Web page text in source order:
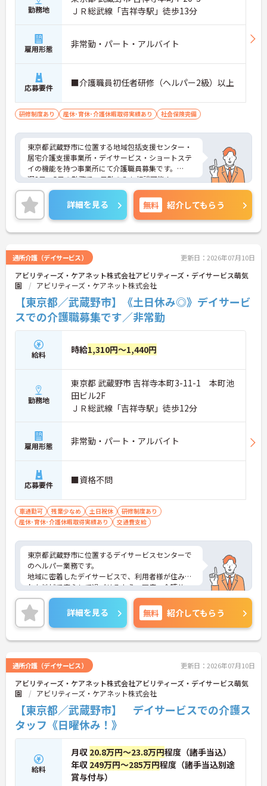
勤務地
ＪＲ総武線「吉祥寺駅」徒歩13分
雇用形態 非常勤・パート・アルバイト
応募要件 ■介護職員初任者研修（ヘルパー2級）以上
研修制度あり 産休･育休･介護休暇取得実績あり 社会保険完備
東京都武蔵野市に位置する地域包括支援センター・
居宅介護支援事業所・デイサービス・ショートステ
イの機能を持つ事業所にて介護職員募集です。
週3日～5日の勤務で、日勤のみも相談可能！
ご興味ある方には、面接対策ポイントなど、さらに
詳細をお話しいたしますのでお気軽にご相談くださ
い！
詳細を見る 無料 紹介してもらう
通所介護（デイサービス） 更新日：2026年07月10日
アビリティーズ・ケアネット株式会社アビリティーズ・デイサービス萌気
園
アビリティーズ・ケアネット株式会社
【東京都／武蔵野市】《土日休み◎》デイサービ
スでの介護職募集です／非常勤
給料 時給1,310円～1,440円
勤務地
東京都 武蔵野市 吉祥寺本町3-11-1 本町池
田ビル2F
ＪＲ総武線「吉祥寺駅」徒歩12分
雇用形態 非常勤・パート・アルバイト
応募要件 ■資格不問
車通勤可 残業少なめ 土日祝休
研修制度あり
産休･育休･介護休暇取得実績あり
交通費支給
東京都武蔵野市に位置するデイサービスセンターで
のヘルパー業務です。
地域に密着したデイサービスで、利用者様が住みな
れた地域で安心して過ごせるよう、医療・介護サー
ビスを提供しています。
残業はほぼないので、ライフ・ワーク・バランスを
大切にしたい方にもおすすめです。
ご興味のある方はぜひお気軽にお問い合わせくださ
い。
詳細を見る 無料 紹介してもらう
通所介護（デイサービス） 更新日：2026年07月10日
アビリティーズ・ケアネット株式会社アビリティーズ・デイサービス萌気
園
アビリティーズ・ケアネット株式会社
【東京都／武蔵野市】 デイサービスでの介護ス
タッフ《日曜休み！》
給料
月収 20.8万円～23.8万円程度（諸手当込）
年収 249万円～285万円程度（諸手当込別途
賞与付与）